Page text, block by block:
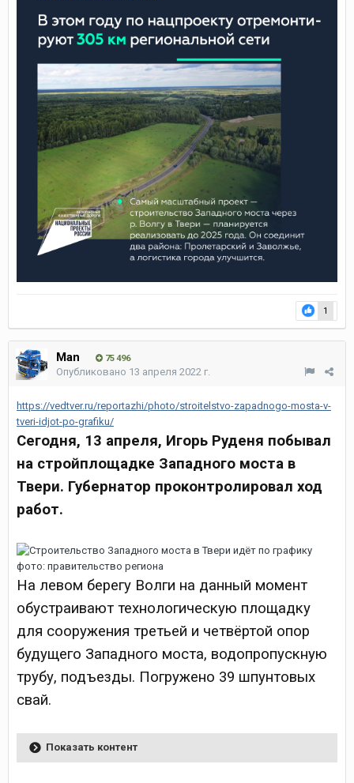
1
Man 75 496
Опубликовано 13 апреля 2022 г.
https://vedtver.ru/reportazhi/photo/stroitelstvo-zapadnogo-mosta-v-
tveri-idjot-po-grafiku/
Сегодня, 13 апреля, Игорь Руденя побывал
на стройплощадке Западного моста в
Твери. Губернатор проконтролировал ход
работ.
фото: правительство региона
На левом берегу Волги на данный момент
обустраивают технологическую площадку
для сооружения третьей и четвёртой опор
будущего Западного моста, водопропускную
трубу, подъезды. Погружено 39 шпунтовых
свай.
Показать контент